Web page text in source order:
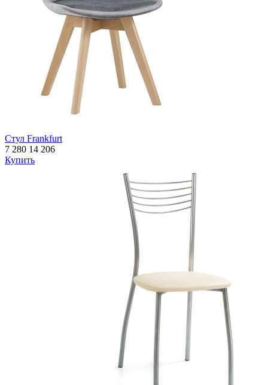
Стул Frankfurt
7 280 14 206
Купить